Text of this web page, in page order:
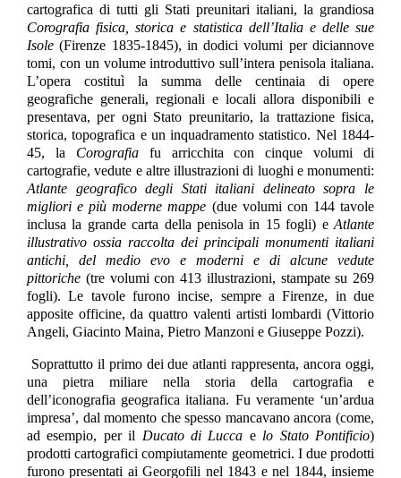
cartografica di tutti gli Stati preunitari italiani, la grandiosa
Corografia fisica, storica e statistica dell’Italia e delle sue
Isole (Firenze 1835-1845), in dodici volumi per diciannove
tomi, con un volume introduttivo sull’intera penisola italiana.
L’opera costituì la summa delle centinaia di opere
geografiche generali, regionali e locali allora disponibili e
presentava, per ogni Stato preunitario, la trattazione fisica,
storica, topografica e un inquadramento statistico. Nel 1844-
45, la Corografiafu arricchita con cinque volumi di
cartografie, vedute e altre illustrazioni di luoghi e monumenti:
Atlante geografico degli Stati italiani delineato sopra le
migliori e più moderne mappe (due volumi con 144 tavole
inclusa la grande carta della penisola in 15 fogli) e Atlante
illustrativo ossia raccolta dei principali monumenti italiani
antichi, del medio evo e moderni e di alcune vedute
pittoriche (tre volumi con 413 illustrazioni, stampate su 269
fogli). Le tavole furono incise, sempre a Firenze, in due
apposite officine, da quattro valenti artisti lombardi (Vittorio
Angeli, Giacinto Maina, Pietro Manzoni e Giuseppe Pozzi).
Soprattutto il primo dei due atlanti rappresenta, ancora oggi,
una pietra miliare nella storia della cartografia e
dell’iconografia geografica italiana. Fu veramente ‘un’ardua
impresa’, dal momento che spesso mancavano ancora (come,
ad esempio, per il Ducato di Lucca e lo Stato Pontificio)
prodotti cartografici compiutamente geometrici. I due prodotti
furono presentati ai Georgofili nel 1843 e nel 1844, insieme